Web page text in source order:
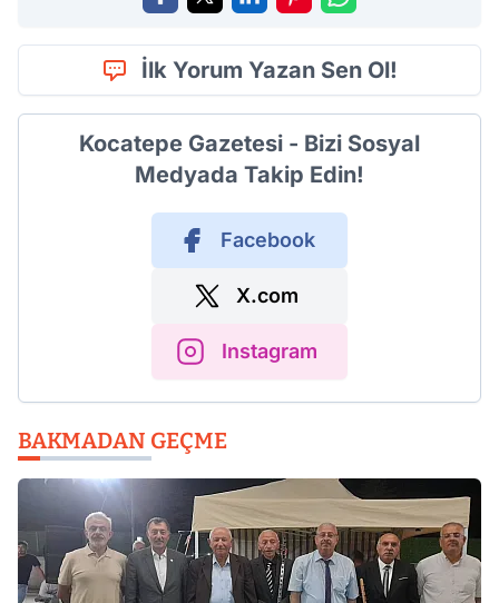
İlk Yorum Yazan Sen Ol!
Kocatepe Gazetesi - Bizi Sosyal
Medyada Takip Edin!
Facebook
X.com
Instagram
BAKMADAN GEÇME